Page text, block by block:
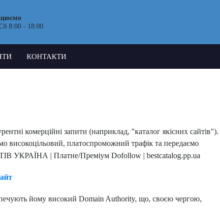
8:00 - 18:00
КОНТАКТИ
комерційні запити (наприклад, "каталог якісних сайтів").
високоцільовий, платоспроможний трафік та передаємо
йому високий Domain Authority, що, своєю чергою,